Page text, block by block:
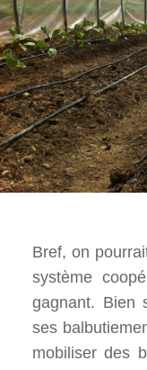
Bref, on
système
gagnant. Bien
ses
mobiliser des